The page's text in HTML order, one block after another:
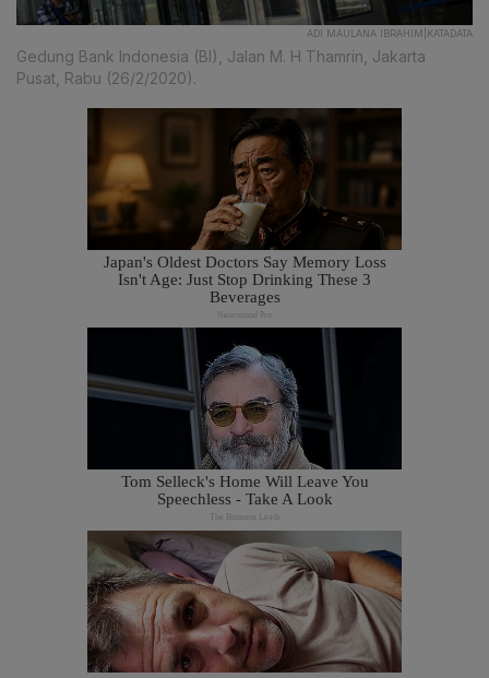
ADI MAULANA IBRAHIM|KATADATA
Gedung Bank Indonesia (BI), Jalan M. H Thamrin, Jakarta
Pusat, Rabu (26/2/2020).